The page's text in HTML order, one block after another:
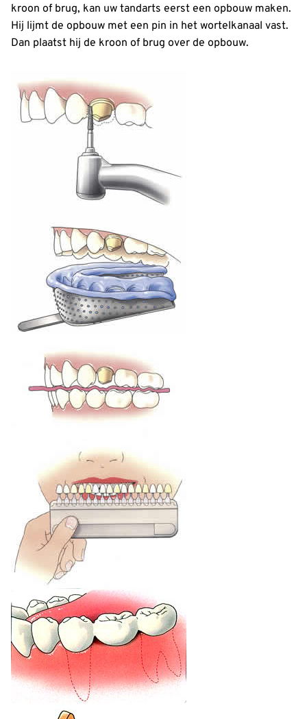
kroon of brug, kan uw tandarts eerst een opbouw maken.
Hij lijmt de opbouw met een pin in het wortelkanaal vast.
Dan plaatst hij de kroon of brug over de opbouw.